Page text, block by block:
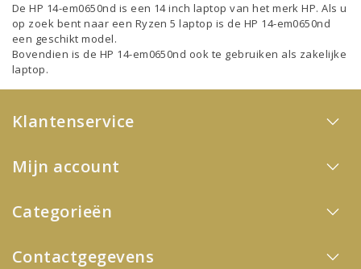
De HP 14-em0650nd is een 14 inch laptop van het merkHP. Als u
op zoek bent naar een Ryzen 5 laptop is de HP 14-em0650nd
een geschikt model.
Bovendien is de HP 14-em0650nd ook te gebruiken als zakelijke
laptop.
Klantenservice
Mijn account
Categorieën
Contactgegevens